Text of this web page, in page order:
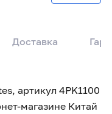
Доставка
артикул 4PK1100
магазине Китай